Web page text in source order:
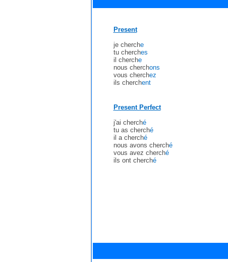
Present
je cherche
tu cherches
il cherche
nous cherchons
vous cherchez
ils cherchent
Present Perfect
j'ai cherché
tu as cherché
il a cherché
nous avons cherché
vous avez cherché
ils ont cherché